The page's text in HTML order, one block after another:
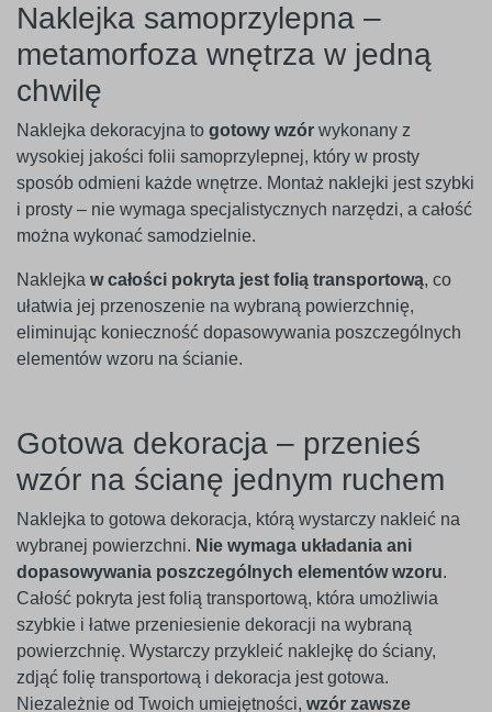
Naklejka samoprzylepna –
metamorfoza wnętrza w jedną
chwilę
Naklejka dekoracyjna to gotowy wzór wykonany z
wysokiej jakości folii samoprzylepnej, który w prosty
sposób odmieni każde wnętrze. Montaż naklejki jest szybki
i prosty – nie wymaga specjalistycznych narzędzi, a całość
można wykonać samodzielnie.
Naklejka w całości pokryta jest folią transportową, co
ułatwia jej przenoszenie na wybraną powierzchnię,
eliminując konieczność dopasowywania poszczególnych
elementów wzoru na ścianie.
Gotowa dekoracja – przenieś
wzór na ścianę jednym ruchem
Naklejka to gotowa dekoracja, którą wystarczy nakleić na
wybranej powierzchni. Nie wymaga układania ani
dopasowywania poszczególnych elementów wzoru.
Całość pokryta jest folią transportową, która umożliwia
szybkie i łatwe przeniesienie dekoracji na wybraną
powierzchnię. Wystarczy przykleić naklejkę do ściany,
zdjąć folię transportową i dekoracja jest gotowa.
Niezależnie od Twoich umiejętności, wzór zawsze